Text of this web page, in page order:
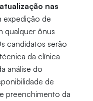
nas
expedição de
qualquer ônus
candidatos serão
da clínica
análise do
de
preenchimento da